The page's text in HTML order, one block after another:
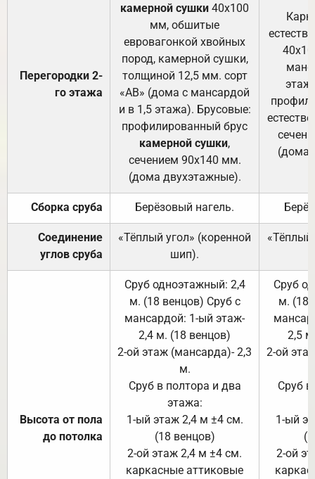
Перегородки 2-
го этажа
камерной сушки 40х100
мм, обшитые
евровагонкой хвойных
пород, камерной сушки,
толщиной 12,5 мм. сорт
«АВ» (дома с мансардой
и в 1,5 этажа). Брусовые:
профилированный брус
камерной сушки,
сечением 90х140 мм.
(дома двухэтажные).
(дома
Сборка сруба Берёзовый нагель.
Соединение
углов сруба
«Тёплый угол» (коренной
шип).
«Тёплый
Высота от пола
до потолка
Сруб одноэтажный: 2,4
м. (18 венцов) Сруб с
мансардой: 1-ый этаж-
2,4 м. (18 венцов)
2-ой этаж (мансарда)- 2,3
м.
Сруб в полтора и два
этажа:
1-ый этаж 2,4 м ±4 см.
(18 венцов)
2-ой этаж 2,4 м ±4 см.
каркасные аттиковые
Сруб
м. (18
2,5
2-ой
Сруб
1-ый
2-ой